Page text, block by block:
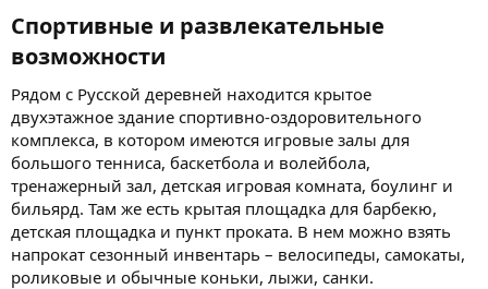
Спортивные и развлекательные
возможности​
Рядом с Русской деревней находится крытое
двухэтажное здание спортивно-оздоровительного
комплекса, в котором имеются игровые залы для
большого тенниса, баскетбола и волейбола,
тренажерный зал, детская игровая комната, боулинг и
бильярд. Там же есть крытая площадка для барбекю,
детская площадка и пункт проката. В нем можно взять
напрокат сезонный инвентарь – велосипеды, самокаты,
роликовые и обычные коньки, лыжи, санки.